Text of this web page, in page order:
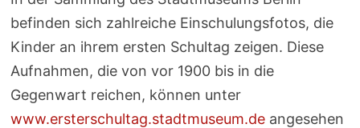
befinden sich zahlreiche Einschulungsfotos, die
Kinder an ihrem ersten Schultag zeigen. Diese
Aufnahmen, die von vor 1900 bis in die
Gegenwart reichen, können unter
www.ersterschultag.stadtmuseum.deangesehen